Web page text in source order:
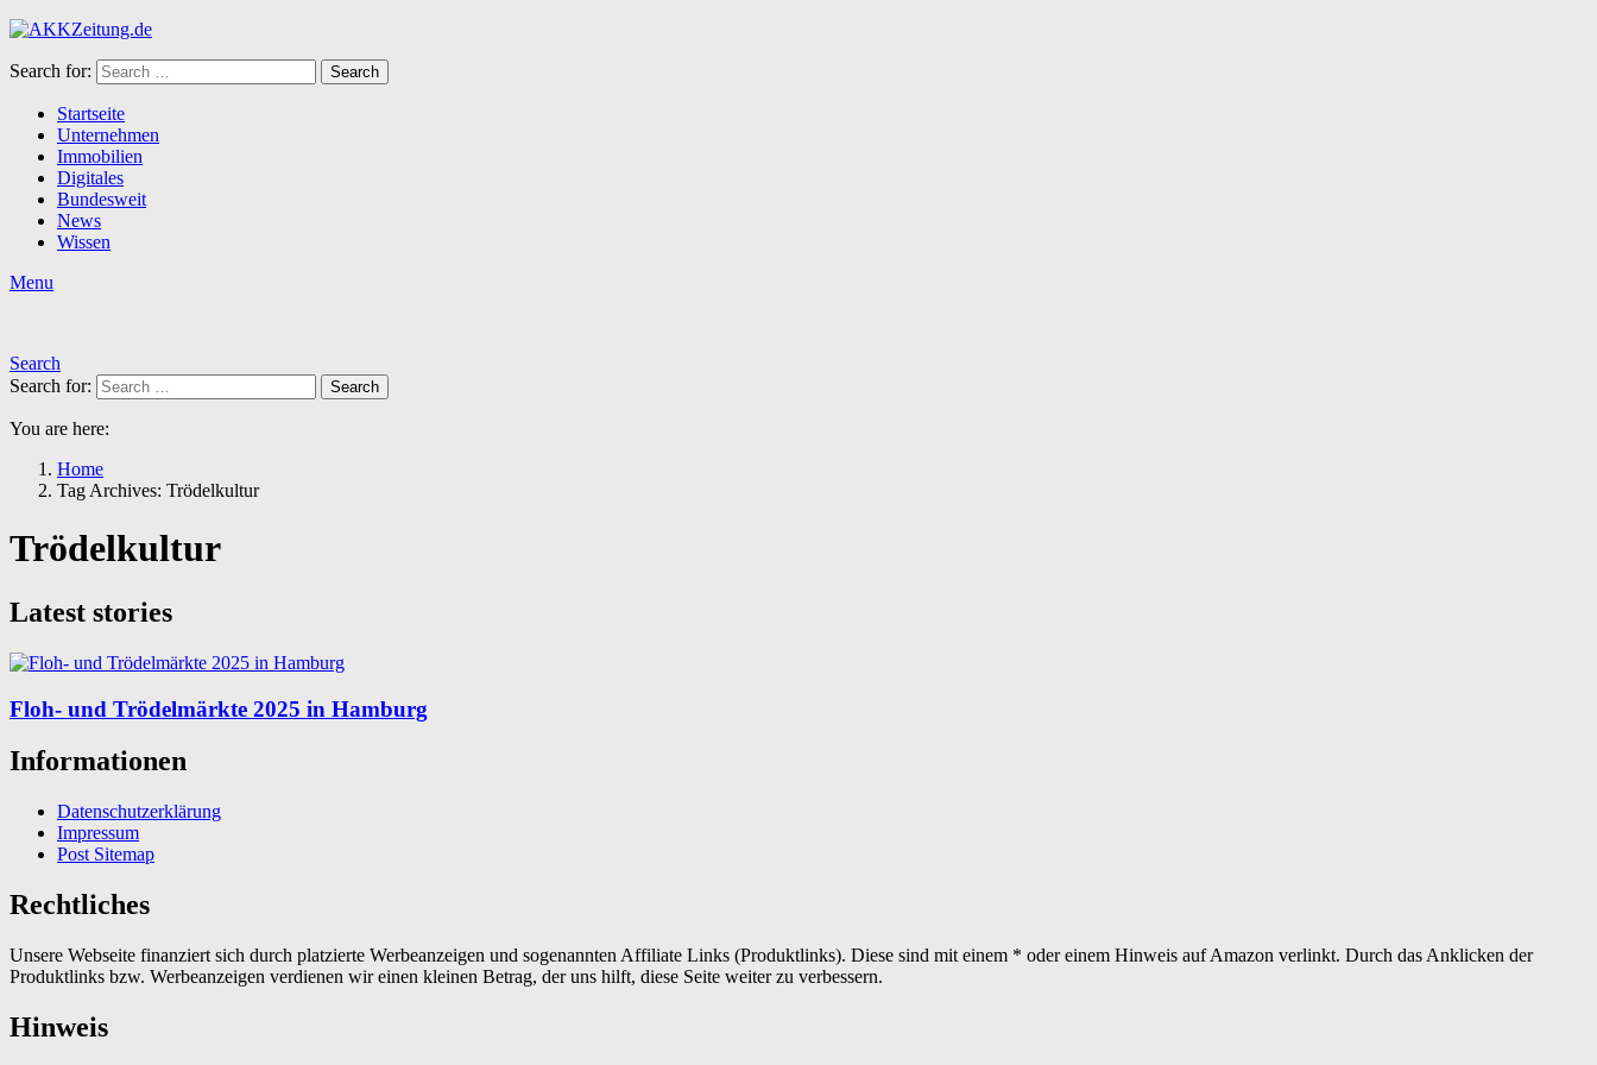
Search for: Search
Startseite
Unternehmen
Immobilien
Digitales
Bundesweit
News
Wissen
Menu
Search
Search for:
Search
You are here:
Home
Tag Archives: Trödelkultur
Trödelkultur
Latest stories
Floh- und Trödelmärkte 2025 in Hamburg
Informationen
Datenschutzerklärung
Impressum
Post Sitemap
Rechtliches
Unsere Webseite finanziert sich durch platzierte Werbeanzeigen und sogenannten Affiliate Links (Produktlinks). Diese sind mit einem * oder einem Hinweis auf Amazon verlinkt. Durch das Anklicken der
Produktlinks bzw. Werbeanzeigen verdienen wir einen kleinen Betrag, der uns hilft, diese Seite weiter zu verbessern.
Hinweis